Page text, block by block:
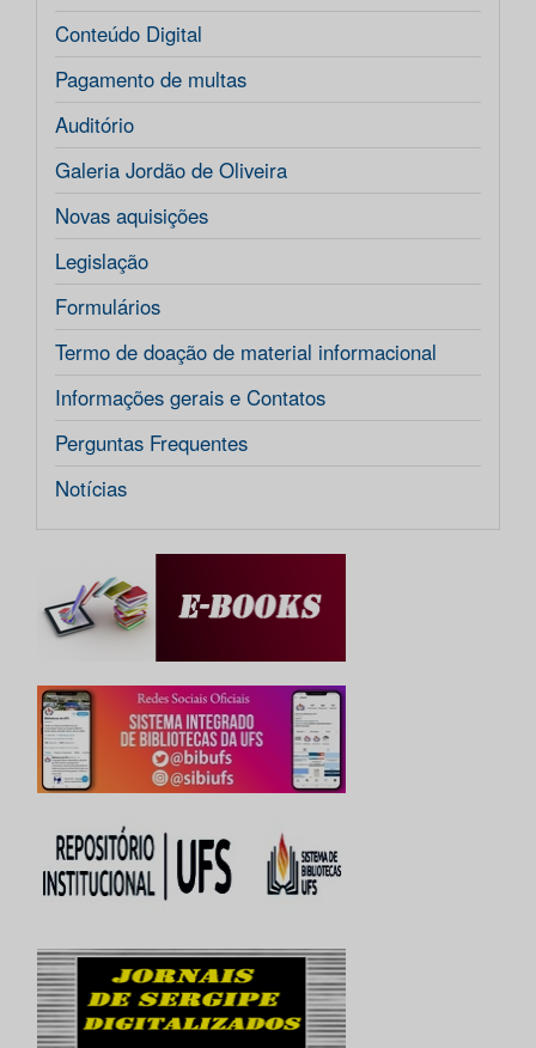
Conteúdo Digital
Pagamento de multas
Auditório
Galeria Jordão de Oliveira
Novas aquisições
Legislação
Formulários
Termo de doação de material informacional
Informações gerais e Contatos
Perguntas Frequentes
Notícias